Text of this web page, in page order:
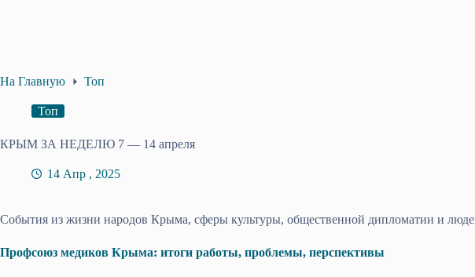
На Главную Топ
Топ
КРЫМ ЗА НЕДЕЛЮ 7 — 14 апреля
14 Апр , 2025
События из жизни народов Крыма, сферы культуры, общественной дипломатии и
Профсоюз медиков Крыма: итоги работы, проблемы, перспективы